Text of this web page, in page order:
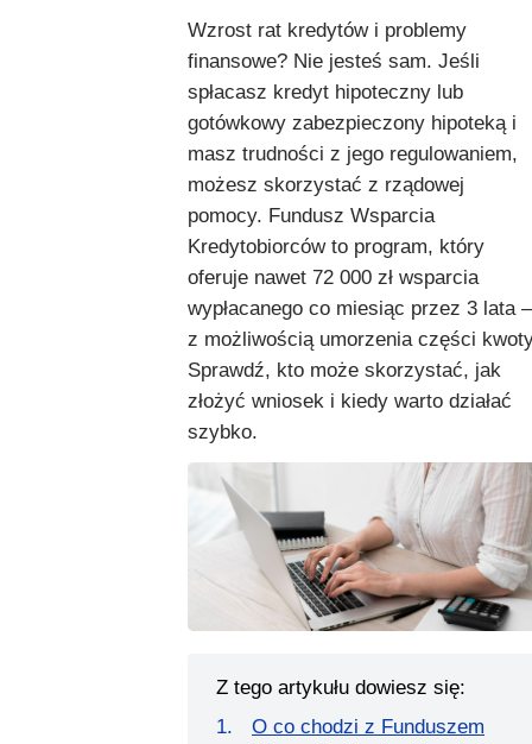
Wzrost rat kredytów i problemy
finansowe? Nie jesteś sam. Jeśli
spłacasz kredyt hipoteczny lub
gotówkowy zabezpieczony hipoteką i
masz trudności z jego regulowaniem,
możesz skorzystać z rządowej
pomocy. Fundusz Wsparcia
Kredytobiorców to program, który
oferuje nawet 72 000 zł wsparcia
wypłacanego co miesiąc przez 3 lata –
z możliwością umorzenia części
Sprawdź, kto może skorzystać, jak
złożyć wniosek i kiedy warto działać
szybko.
Z tego artykułu dowiesz się:
O co chodzi z Funduszem